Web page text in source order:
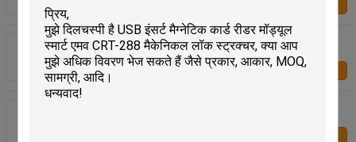
आरएफआईडी चुंबकीय कार्ड रीडर डालें
हमसे संपर्क करें